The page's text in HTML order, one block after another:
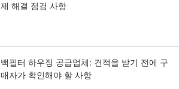
제 해결 점검 사항
백필터 하우징 공급업체: 견적을 받기 전에 구
매자가 확인해야 할 사항